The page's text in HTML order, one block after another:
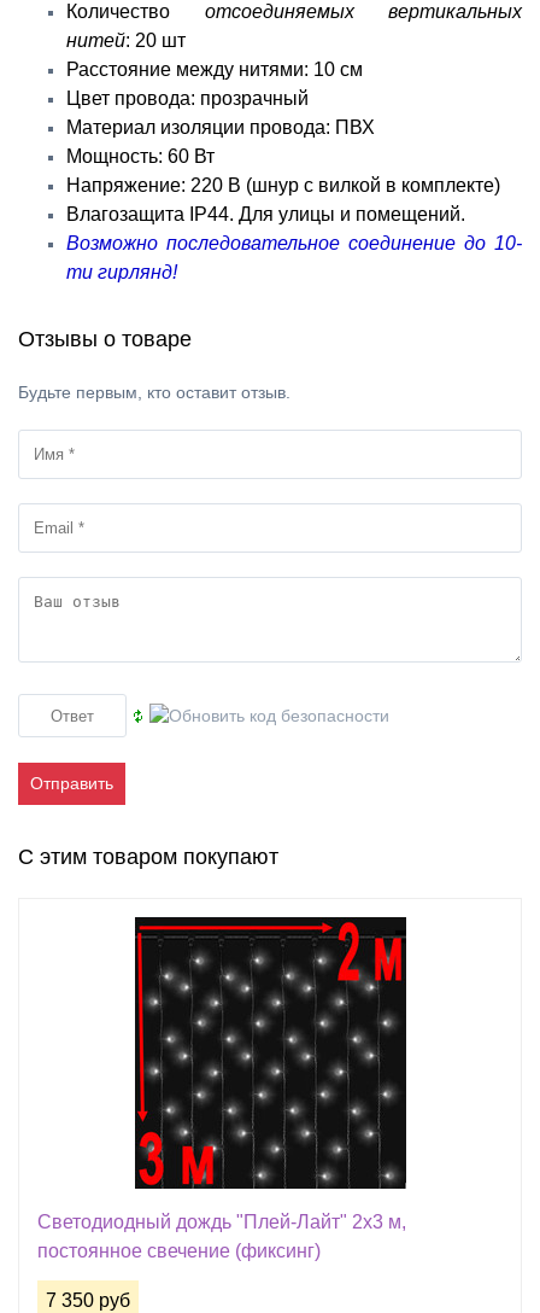
Количество отсоединяемых вертикальных
нитей: 20 шт
Расстояние между нитями: 10 см
Цвет провода: прозрачный
Материал изоляции провода: ПВХ
Мощность: 60 Вт
Напряжение: 220 В (шнур с вилкой в комплекте)
Влагозащита IP44. Для улицы и помещений.
Возможно последовательное соединение до 10-
ти гирлянд!
Отзывы о товаре
Будьте первым, кто оставит отзыв.
Отправить
С этим товаром покупают
Светодиодный дождь "Плей-Лайт" 2х3 м,
постоянное свечение (фиксинг)
7 350 руб